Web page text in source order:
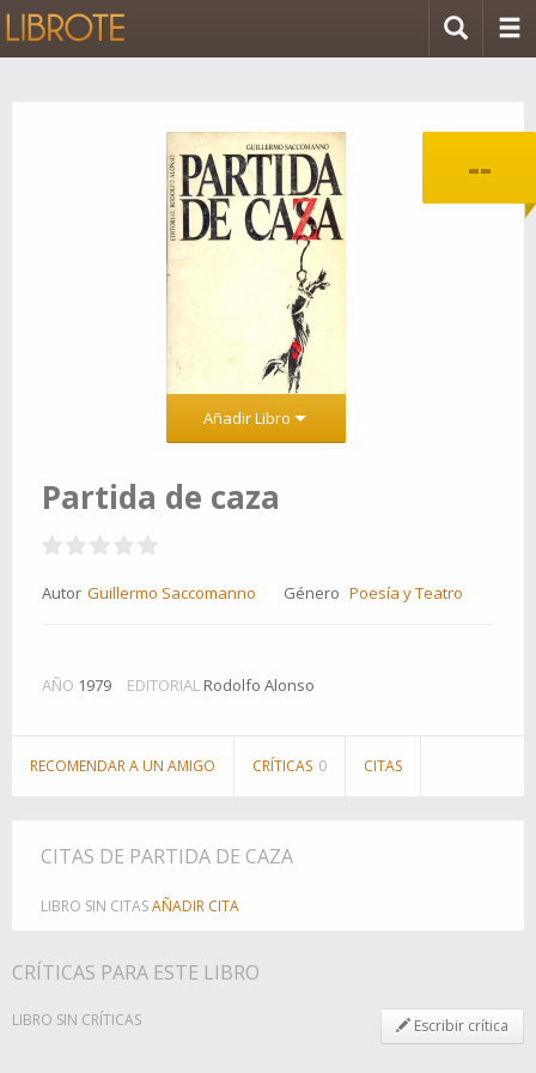
--
Añadir Libro
Partida de caza
Autor Guillermo Saccomanno Género Poesía y Teatro
AÑO 1979 EDITORIAL Rodolfo Alonso
RECOMENDAR A UN AMIGO CRÍTICAS 0 CITAS
CITAS DE PARTIDA DE CAZA
LIBRO SIN CITASAÑADIR CITA
CRÍTICAS PARA ESTE LIBRO
LIBRO SIN CRÍTICAS Escribir crítica